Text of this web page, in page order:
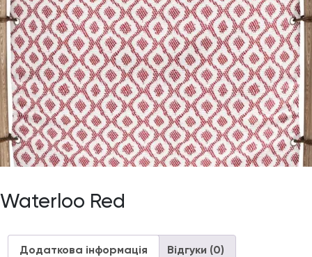
Waterloo Red
Додаткова інформація Відгуки (0)